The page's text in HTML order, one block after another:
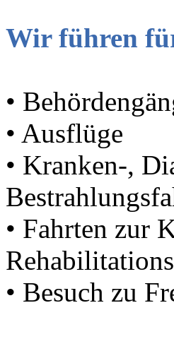
Wir führen
•
• Ausflüge
• Kranken-,
• Fahrten zur
• Besuch zu